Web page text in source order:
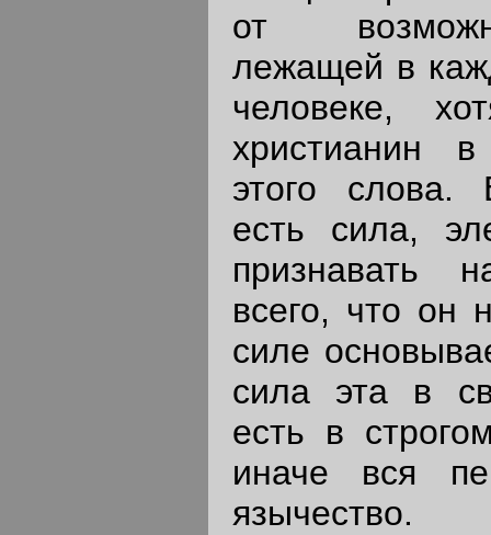
от
лежащей в
человеке,
христианин
этого слова.
есть сила,
признавать
всего, что он
силе
сила эта в
есть в
иначе вся
язычество.